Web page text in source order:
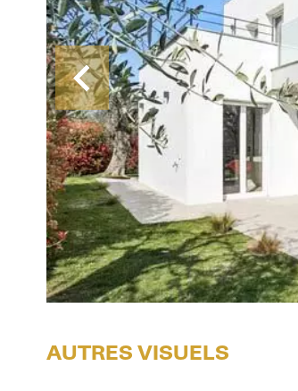
AUTRES VISUELS